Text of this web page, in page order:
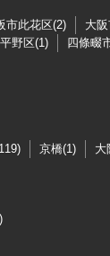
市此花区(2) 大
野区(1) 四條畷
京橋(1) 大